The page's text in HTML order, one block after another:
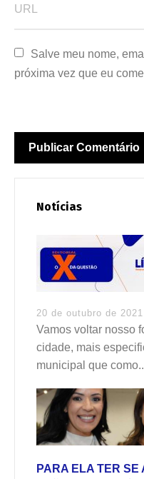
Salve meu nome,
próxima vez que eu
Notícias
20 de outubro de 2021
Vamos voltar nosso
cidade, mais
municipal que
PARA ELA TER